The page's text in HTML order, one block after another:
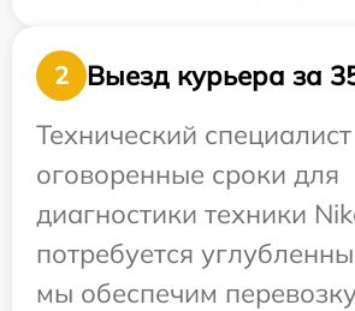
2
Выезд курьера за
Технический
оговоренные сроки для
диагностики техники
потребуется
мы обеспечим